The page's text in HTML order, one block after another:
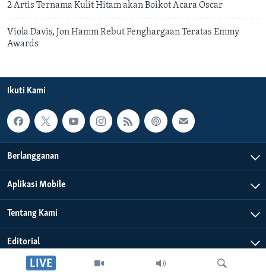
LIVE
2 Artis Ternama Kulit Hitam akan Boikot Acara Oscar
Viola Davis, Jon Hamm Rebut Penghargaan Teratas Emmy
Awards
Ikuti Kami
Berlangganan
Aplikasi Mobile
Tentang Kami
Editorial